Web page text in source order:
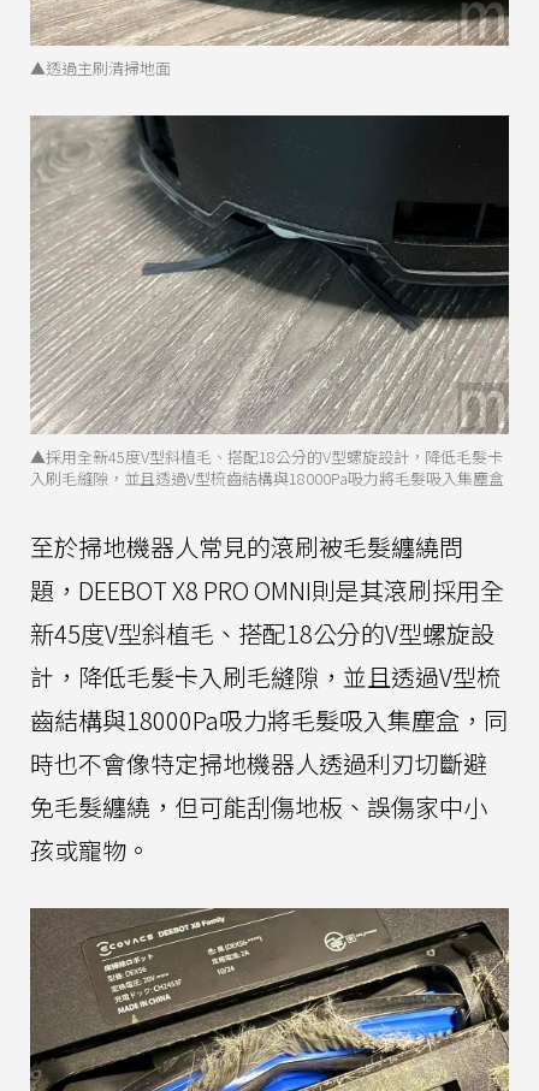
▲透過主刷清掃地面
▲採用全新45度V型斜植毛、搭配18公分的V型螺旋設計，降低毛髮卡
入刷毛縫隙，並且透過V型梳齒結構與18000Pa吸力將毛髮吸入集塵盒
至於掃地機器人常見的滾刷被毛髮纏繞問
題，DEEBOT X8 PRO OMNI則是其滾刷採用全
新45度V型斜植毛、搭配18公分的V型螺旋設
計，降低毛髮卡入刷毛縫隙，並且透過V型梳
齒結構與18000Pa吸力將毛髮吸入集塵盒，同
時也不會像特定掃地機器人透過利刃切斷避
免毛髮纏繞，但可能刮傷地板、誤傷家中小
孩或寵物。